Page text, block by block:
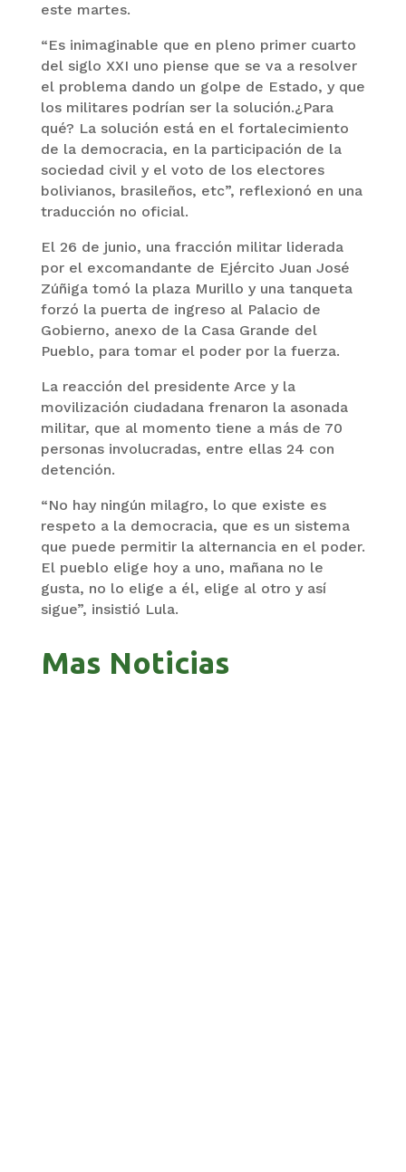
este martes.
“Es inimaginable que en pleno primer cuarto
del siglo XXI uno piense que se va a resolver
el problema dando un golpe de Estado, y que
los militares podrían ser la solución.¿Para
qué? La solución está en el fortalecimiento
de la democracia, en la participación de la
sociedad civil y el voto de los electores
bolivianos, brasileños, etc”, reflexionó en una
traducción no oficial.
El 26 de junio, una fracción militar liderada
por el excomandante de Ejército Juan José
Zúñiga tomó la plaza Murillo y una tanqueta
forzó la puerta de ingreso al Palacio de
Gobierno, anexo de la Casa Grande del
Pueblo, para tomar el poder por la fuerza.
La reacción del presidente Arce y la
movilización ciudadana frenaron la asonada
militar, que al momento tiene a más de 70
personas involucradas, entre ellas 24 con
detención.
“No hay ningún milagro, lo que existe es
respeto a la democracia, que es un sistema
que puede permitir la alternancia en el poder.
El pueblo elige hoy a uno, mañana no le
gusta, no lo elige a él, elige al otro y así
sigue”, insistió Lula.
Mas Noticias